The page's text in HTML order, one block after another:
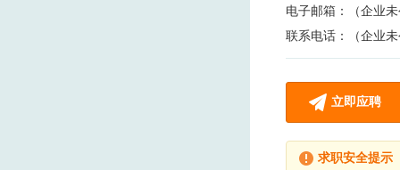
电子邮箱：
（企业
联系电话：
（企业
立即应聘
求职安全提示